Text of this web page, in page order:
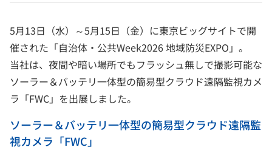
5月13日（水）～5月15日（金）に東京ビッグサイトで開
催された「自治体・公共Week2026 地域防災EXPO」。
当社は、夜間や暗い場所でもフラッシュ無しで撮影可能な
ソーラー＆バッテリ一体型の簡易型クラウド遠隔監視カメ
ラ「FWC」を出展しました。
ソーラー＆バッテリ一体型の簡易型クラウド遠隔監
視カメラ「FWC」